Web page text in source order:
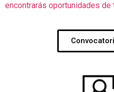
encontrarás oportunidades de